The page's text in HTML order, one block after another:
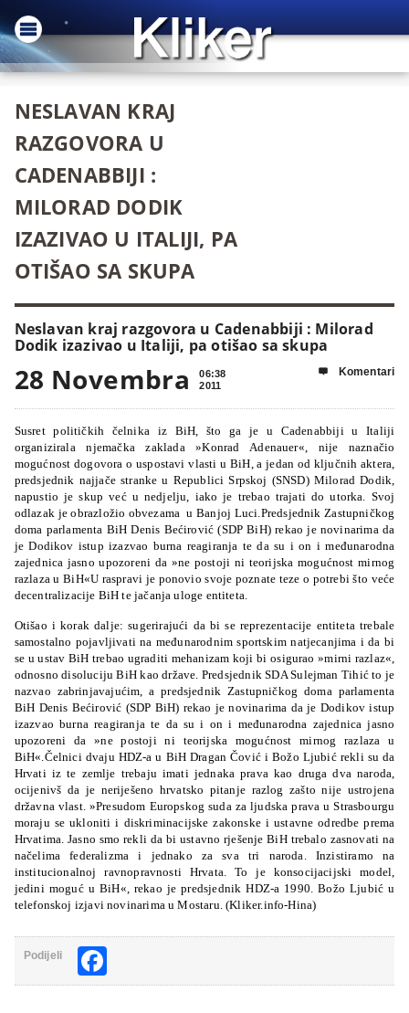
NESLAVAN KRAJ
RAZGOVORA U
CADENABBIJI :
MILORAD DODIK
IZAZIVAO U ITALIJI, PA
OTIŠAO SA SKUPA
Neslavan kraj razgovora u Cadenabbiji : Milorad
Dodik izazivao u Italiji, pa otišao sa skupa
28 Novembra
06:38
2011
 Komentari
Susret političkih čelnika iz BiH, što ga je u Cadenabbiji u Italiji
organizirala njemačka zaklada »Konrad Adenauer«, nije naznačio
mogućnost dogovora o uspostavi vlasti u BiH, a jedan od ključnih aktera,
predsjednik najjače stranke u Republici Srpskoj (SNSD) Milorad Dodik,
napustio je skup već u nedjelju, iako je trebao trajati do utorka. Svoj
odlazak je obrazložio obvezama u Banjoj Luci.Predsjednik Zastupničkog
doma parlamenta BiH Denis Bećirović (SDP BiH) rekao je novinarima da
je Dodikov istup izazvao burna reagiranja te da su i on i međunarodna
zajednica jasno upozoreni da »ne postoji ni teorijska mogućnost mirnog
razlaza u BiH«U raspravi je ponovio svoje poznate teze o potrebi što veće
decentralizacije BiH te jačanja uloge entiteta.
Otišao i korak dalje: sugerirajući da bi se reprezentacije entiteta trebale
samostalno pojavljivati na međunarodnim sportskim natjecanjima i da bi
se u ustav BiH trebao ugraditi mehanizam koji bi osigurao »mirni razlaz«,
odnosno disoluciju BiH kao države. Predsjednik SDA Sulejman Tihić to je
nazvao zabrinjavajućim, a predsjednik Zastupničkog doma parlamenta
BiH Denis Bećirović (SDP BiH) rekao je novinarima da je Dodikov istup
izazvao burna reagiranja te da su i on i međunarodna zajednica jasno
upozoreni da »ne postoji ni teorijska mogućnost mirnog razlaza u
BiH«. Čelnici dvaju HDZ-a u BiH Dragan Čović i Božo Ljubić rekli su da
Hrvati iz te zemlje trebaju imati jednaka prava kao druga dva naroda,
ocijenivš da je neriješeno hrvatsko pitanje razlog zašto nije ustrojena
državna vlast. »Presudom Europskog suda za ljudska prava u Strasbourgu
moraju se ukloniti i diskriminacijske zakonske i ustavne odredbe prema
Hrvatima. Jasno smo rekli da bi ustavno rješenje BiH trebalo zasnovati na
načelima federalizma i jednako za sva tri naroda. Inzistiramo na
institucionalnoj ravnopravnosti Hrvata. To je konsocijacijski model,
jedini moguć u BiH«, rekao je predsjednik HDZ-a 1990. Božo Ljubić u
telefonskoj izjavi novinarima u Mostaru. (Kliker.info-Hina)
Podijeli